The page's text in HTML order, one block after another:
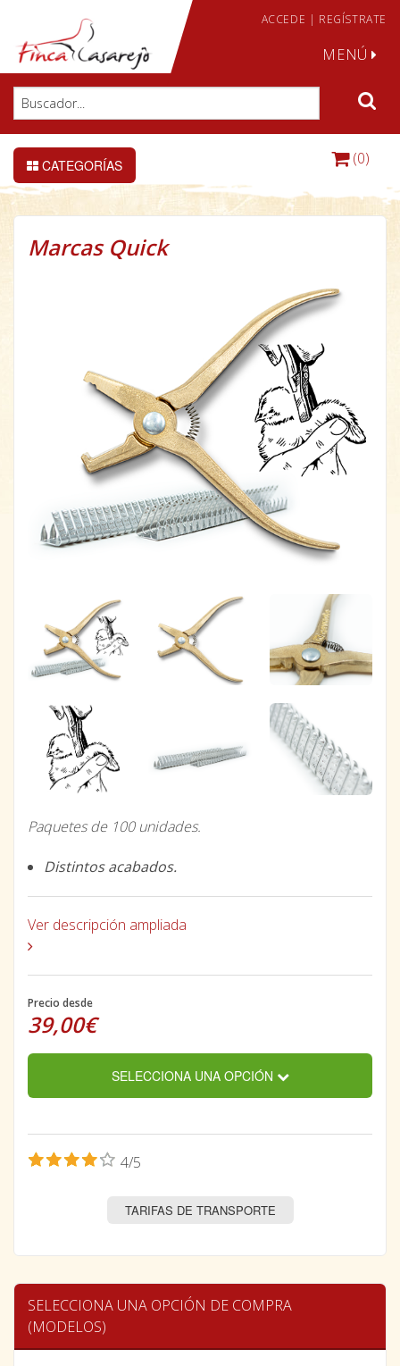
ACCEDE | REGÍSTRATE
MENÚ
CATEGORÍAS (0)
Marcas Quick
Paquetes de 100 unidades.
Distintos acabados.
Ver descripción ampliada
Precio desde
39,00€
SELECCIONA UNA OPCIÓN
4/5
TARIFAS DE TRANSPORTE
SELECCIONA UNA OPCIÓN DE COMPRA
(MODELOS)